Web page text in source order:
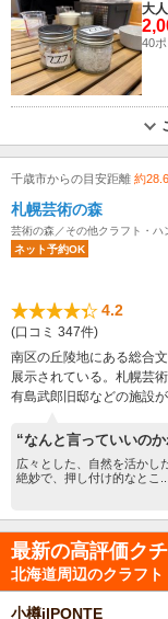
大
40
千歳市からの目安距離 約
札幌芸術の森
芸術の森／その他クラフト・
ネット予約OK
4.2
(口コミ 347件)
南区の丘陵地にある総合
展示されている。札幌芸
有島武郎旧邸などの施設
“なんと言っていいの
広々とした、自然を活かし
絶妙で、押し付け的なとこ...
最新の高評価クチ
北海道周辺のクラフ
小樽ilPONTE